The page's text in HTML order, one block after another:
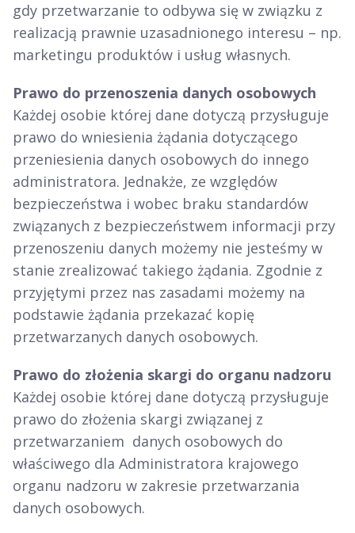
gdy przetwarzanie to odbywa się w związku z
realizacją prawnie uzasadnionego interesu – np.
marketingu produktów i usług własnych.
Prawo do przenoszenia danych osobowych
Każdej osobie której dane dotyczą przysługuje
prawo do wniesienia żądania dotyczącego
przeniesienia danych osobowych do innego
administratora. Jednakże, ze względów
bezpieczeństwa i wobec braku standardów
związanych z bezpieczeństwem informacji przy
przenoszeniu danych możemy nie jesteśmy w
stanie zrealizować takiego żądania. Zgodnie z
przyjętymi przez nas zasadami możemy na
podstawie żądania przekazać kopię
przetwarzanych danych osobowych.
Prawo do złożenia skargi do organu nadzoru
Każdej osobie której dane dotyczą przysługuje
prawo do złożenia skargi związanej z
przetwarzaniem danych osobowych do
właściwego dla Administratora krajowego
organu nadzoru w zakresie przetwarzania
danych osobowych.